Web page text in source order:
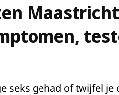
seks gehad of twijfel je